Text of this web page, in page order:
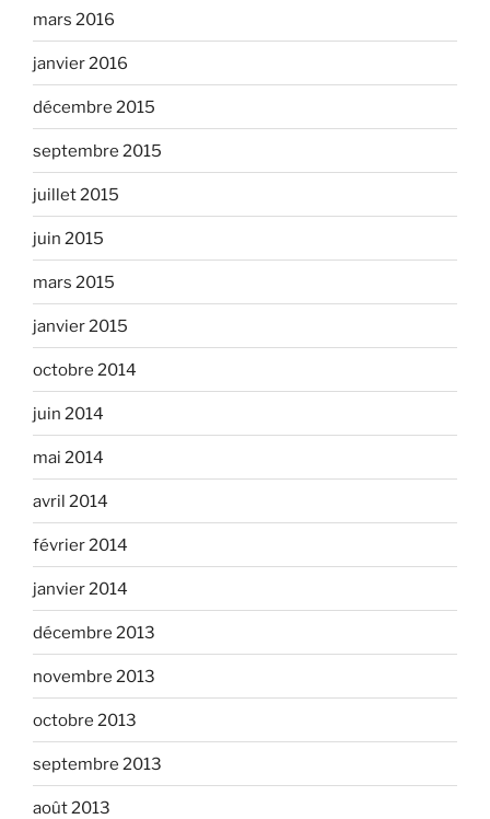
mars 2016
janvier 2016
décembre 2015
septembre 2015
juillet 2015
juin 2015
mars 2015
janvier 2015
octobre 2014
juin 2014
mai 2014
avril 2014
février 2014
janvier 2014
décembre 2013
novembre 2013
octobre 2013
septembre 2013
août 2013